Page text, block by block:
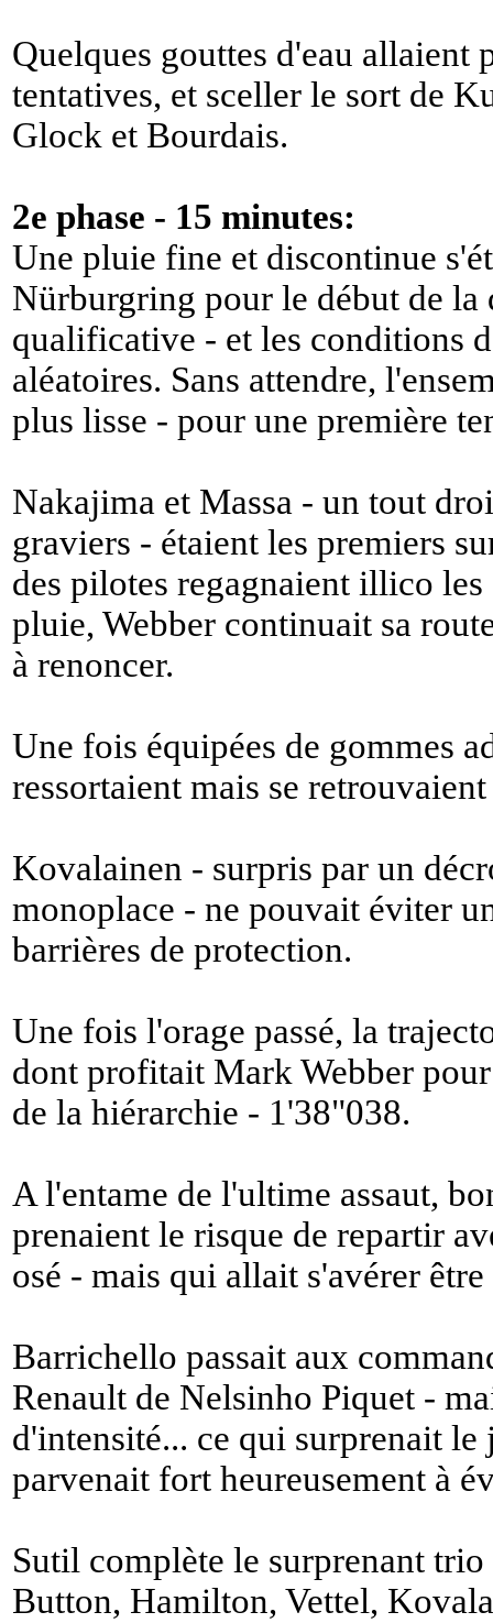
Quelques gouttes d'eau allaient
tentatives, et sceller le sort de
Glock et Bourdais.
2e phase - 15 minutes:
Une pluie fine et discontinue
Nürburgring pour le début de la
qualificative - et les conditions
aléatoires. Sans attendre,
plus lisse - pour une première
Nakajima et Massa - un tout
graviers - étaient les premiers
des pilotes regagnaient illico les
pluie, Webber continuait sa
à renoncer.
Une fois équipées de gommes
ressortaient mais se
Kovalainen - surpris par un
monoplace - ne pouvait éviter
barrières de protection.
Une fois l'orage passé, la
dont profitait Mark Webber
de la hiérarchie - 1'38"038.
A l'entame de l'ultime assaut,
prenaient le risque de repartir
osé - mais qui allait s'avérer
Barrichello passait aux
Renault de Nelsinho Piquet -
d'intensité... ce qui surprenait
parvenait fort heureusement à
Sutil complète le surprenant trio
Button, Hamilton, Vettel,